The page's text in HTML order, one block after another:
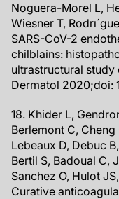
Noguera-Morel L,
Wiesner T,
SARS-CoV-2
chilblains:
ultrastructural study
Dermatol 2020;doi:
18. Khider L,
Berlemont C, Cheng
Lebeaux D, Debuc
Bertil S, Badoual C,
Sanchez O, Hulot
Curative